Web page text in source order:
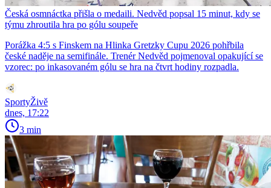
Česká osmnáctka přišla o medaili. Nedvěd popsal 15 minut, kdy se
týmu zhroutila hra po gólu soupeře
Porážka 4:5 s Finskem na Hlinka Gretzky Cupu 2026 pohřbila
české naděje na semifinále. Trenér Nedvěd pojmenoval opakující se
vzorec: po inkasovaném gólu se hra na čtvrt hodiny rozpadla.
SportyŽivě
dnes, 17:22
3 min